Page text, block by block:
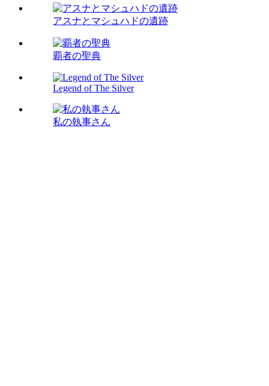
アスナとマシュハドの遺跡
覇者の聖典
Legend of The Silver
私の執事さん